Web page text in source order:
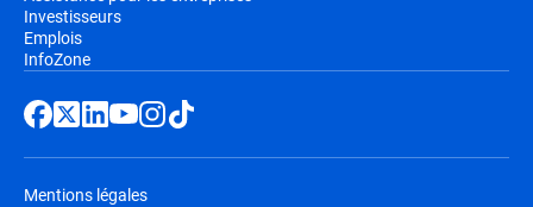
Investisseurs
Emplois
InfoZone
Mentions légales